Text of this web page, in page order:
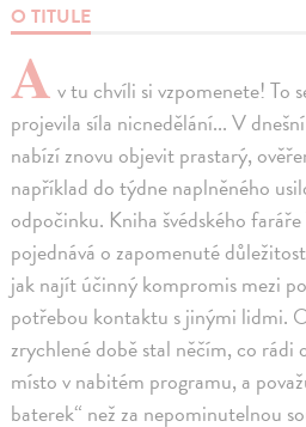
O TITULE
A v tu chvíli si vzpomenete! To
projevila síla nicnedělání... V
nabízí znovu objevit prastarý,
například do týdne naplněného
odpočinku. Kniha švédského
pojednává o zapomenuté
jak najít účinný kompromis mezi
potřebou kontaktu s jinými lidmi.
zrychlené době stal něčím, co rádi
místo v nabitém programu, a
baterek“ než za nepominutelnou